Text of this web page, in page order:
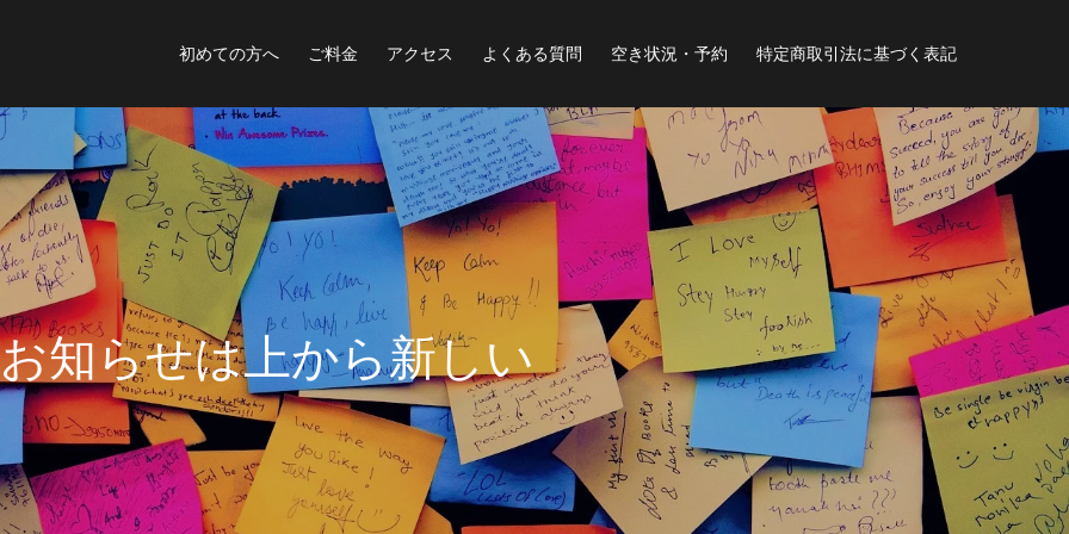
初めての方へ ご料金 アクセス よくある質問 空き状況・予約 特定商取引法に基づく表記
せは 上から新しい順に 表示して